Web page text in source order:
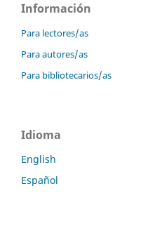
Información
Para lectores/as
Para autores/as
Para bibliotecarios/as
Idioma
English
Español